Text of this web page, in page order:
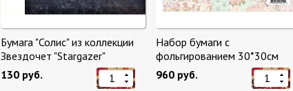
Бумага "Солис" из коллекции
Звездочет "Stargazer"
130 руб.
Набор бумаги с
фольгированием 30*30см
Сладкая весна "Sweet Spring"
8 листов Prima Marketing
960 руб.